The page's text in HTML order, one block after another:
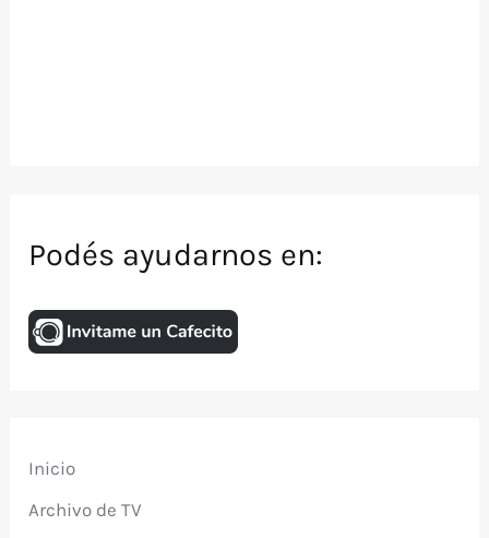
Podés ayudarnos en:
Inicio
Archivo de TV